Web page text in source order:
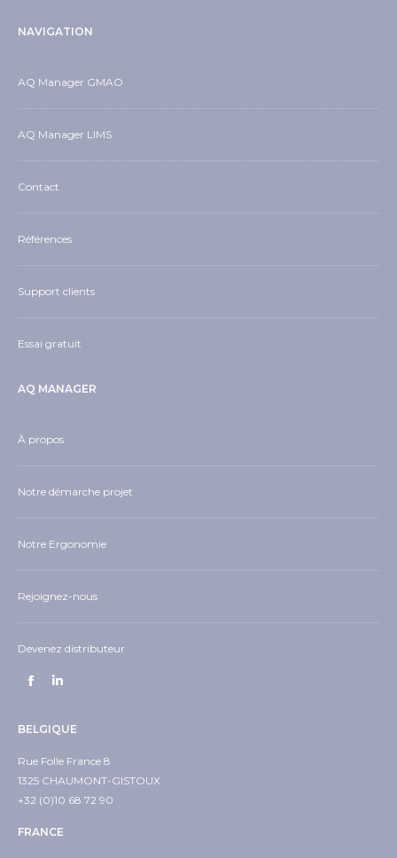
NAVIGATION
AQ Manager GMAO
AQ Manager LIMS
Contact
Références
Support clients
Essai gratuit
AQ MANAGER
À propos
Notre démarche projet
Notre Ergonomie
Rejoignez-nous
Devenez distributeur
BELGIQUE
Rue Folle France 8
1325 CHAUMONT-GISTOUX
+32 (0)10 68 72 90
FRANCE